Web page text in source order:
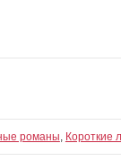
романы, Короткие